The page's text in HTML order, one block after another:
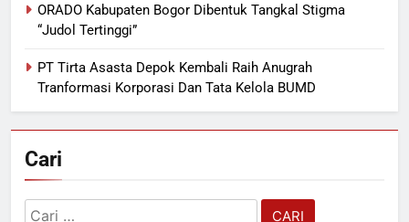
ORADO Kabupaten Bogor Dibentuk Tangkal Stigma
“Judol Tertinggi”
PT Tirta Asasta Depok Kembali Raih Anugrah
Tranformasi Korporasi Dan Tata Kelola BUMD
Cari
Cari